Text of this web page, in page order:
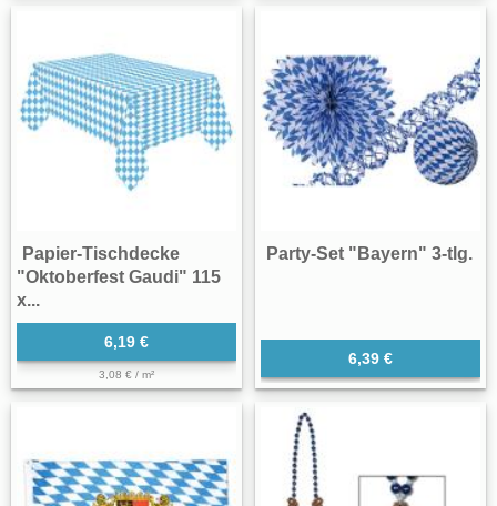
Papier-Tischdecke
"Oktoberfest Gaudi" 115
x...
6,19 €
3,08 € / m²
Party-Set "Bayern" 3-tlg.
6,39 €